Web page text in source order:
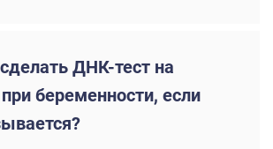
ДНК-тест на
беременности, если